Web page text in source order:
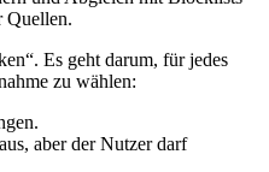
Quellen.
Es geht darum, für jedes
zu wählen:
aber der Nutzer darf